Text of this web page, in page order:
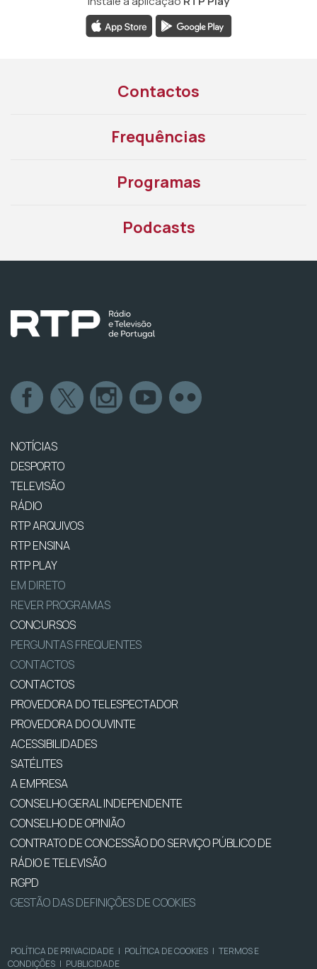
Instale a aplicaçãoRTP Play
NOTÍCIAS
DESPORTO
TELEVISÃO
RÁDIO
RTP ARQUIVOS
RTP ENSINA
RTP PLAY
EM DIRETO
REVER PROGRAMAS
CONCURSOS
PERGUNTAS FREQUENTES
CONTACTOS
CONTACTOS
PROVEDORA DO TELESPECTADOR
PROVEDORA DO OUVINTE
ACESSIBILIDADES
SATÉLITES
A EMPRESA
CONSELHO GERAL INDEPENDENTE
CONSELHO DE OPINIÃO
CONTRATO DE CONCESSÃO DO SERVIÇO PÚBLICO DE
RÁDIO E TELEVISÃO
RGPD